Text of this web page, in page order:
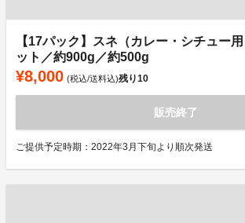
【17パック】スネ（カレー・シチュー
ット／約900g／約500g
¥8,000 (税込/送料込)残り10
販売終了
ご提供予定時期：2022年3月下旬より順次発送